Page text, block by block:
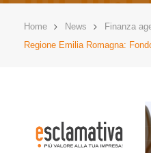
Home News
Finanza
Regione Emilia Romagna: